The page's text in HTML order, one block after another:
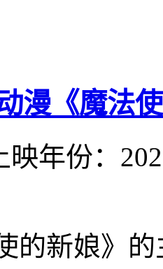
漫《魔法
映年份：
新娘》的